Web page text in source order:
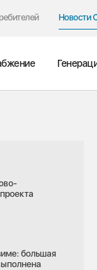
Новости
большая